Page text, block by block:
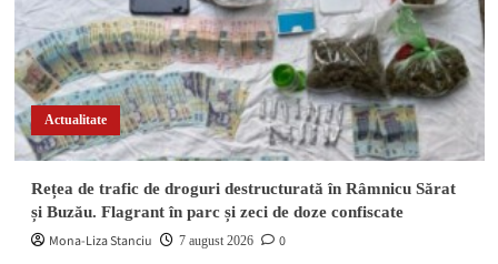
Actualitate
Rețea de trafic de droguri destructurată în Râmnicu Sărat
și Buzău. Flagrant în parc și zeci de doze confiscate
Mona-Liza Stanciu 7 august 2026 0